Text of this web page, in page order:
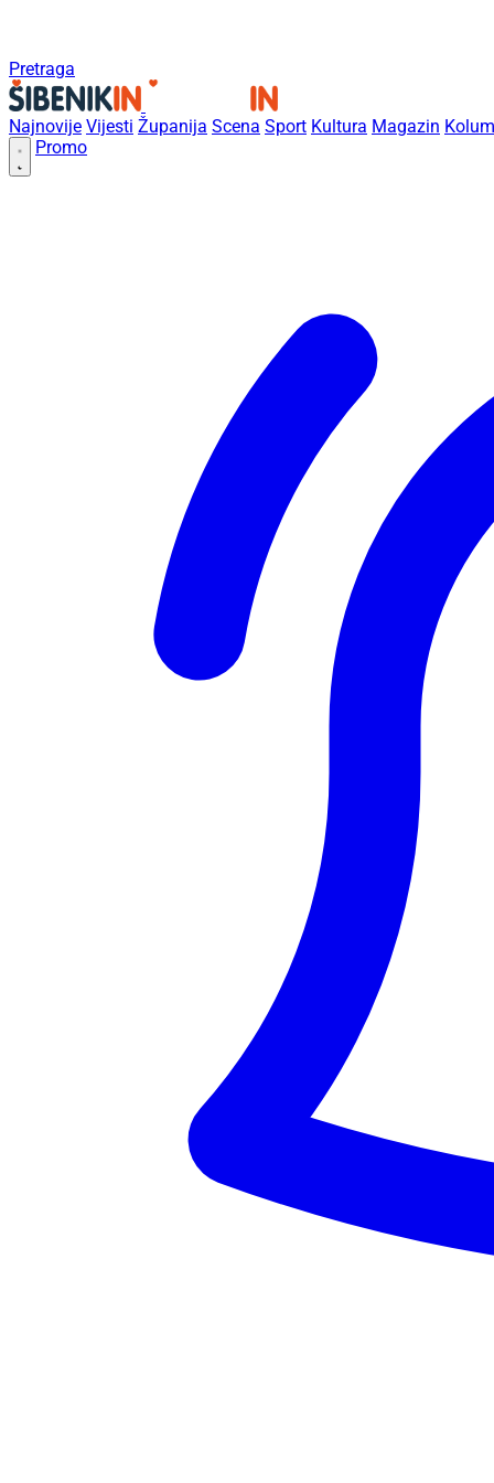
Pretraga
Najnovije Vijesti Županija Scena Sport Kultura Magazin
Promo